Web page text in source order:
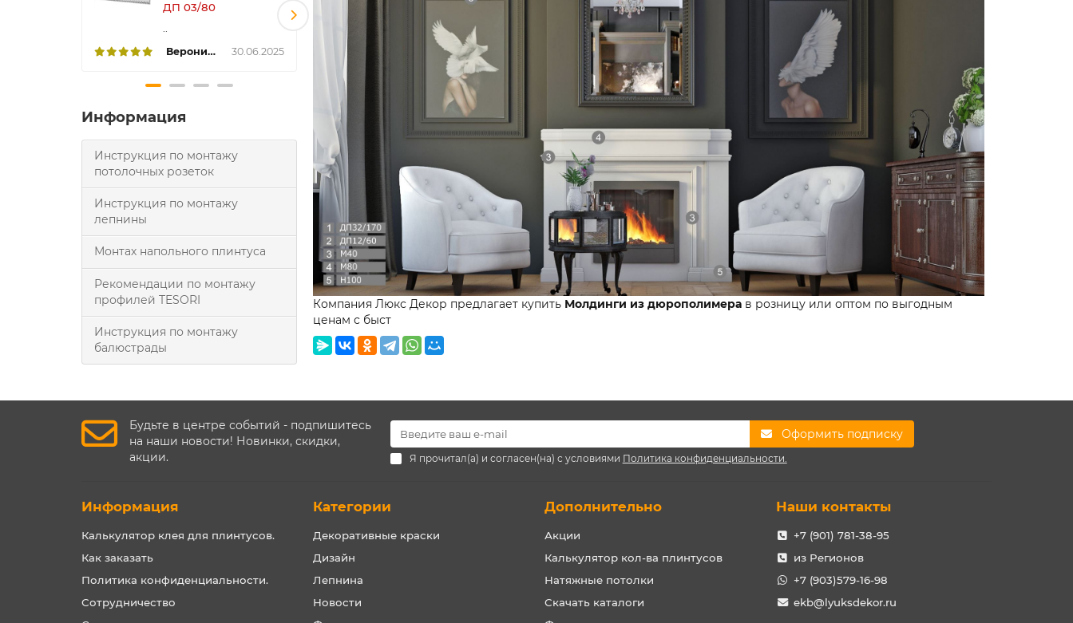
ДП 03/80
Вероника 30.06.2025 Валентина 30.06.2025
100/40
30.06.2025
Информация
Инструкция по монтажу
потолочных розеток
Инструкция по монтажу
лепнины
Монтах напольного плинтуса
Рекомендации по монтажу
профилей TESORI
Инструкция по монтажу
балюстрады
Компания Люкс Декор предлагает купить Молдинги из дюрополимера в розницу или оптом по выгодным
ценам с быст
Будьте в центре событий - подпишитесь
на наши новости! Новинки, скидки,
акции.
Оформить подписку
Я прочитал(а) и согласен(на) с условиями Политика конфиденциальности.
Информация
Калькулятор клея для плинтусов.
Как заказать
Политика конфиденциальности.
Сотрудничество
Категории
Декоративные краски
Дизайн
Лепнина
Новости
Дополнительно
Акции
Калькулятор кол-ва плинтусов
Натяжные потолки
Скачать каталоги
Наши контакты
+7 (901) 781-38-95
из Регионов
+7 (903)579-16-98
ekb@lyuksdekor.ru